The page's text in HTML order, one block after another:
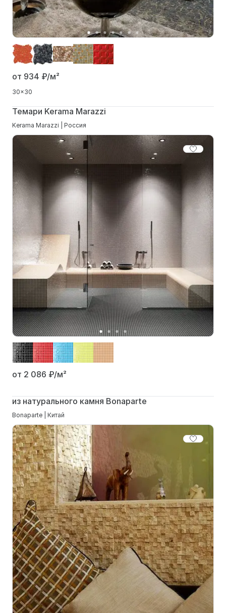
от 934 ₽/м²
30x30
Темари Kerama Marazzi
Kerama Marazzi | Россия
от 2 086 ₽/м²
из натурального камня Bonaparte
Bonaparte | Китай